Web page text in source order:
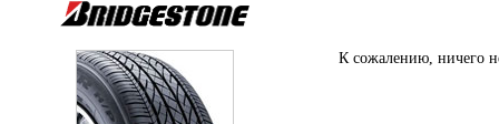
К сожалению, ничего